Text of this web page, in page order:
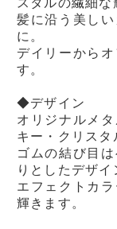
スタルの繊細な
髪に沿う美し
に。
デイリーから
す。
◆デザイン
オリジナルメ
キー・クリスタ
ゴムの結び目
りとしたデザイ
エフェクトカ
輝きます。